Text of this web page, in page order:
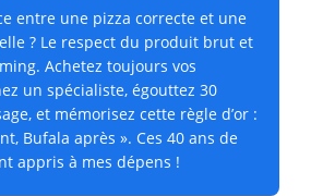
entre une pizza correcte et une
? Le respect du produit brut et
Achetez toujours vos
un spécialiste, égouttez 30
et mémorisez cette règle d’or :
Bufala après ». Ces 40 ans de
appris à mes dépens !